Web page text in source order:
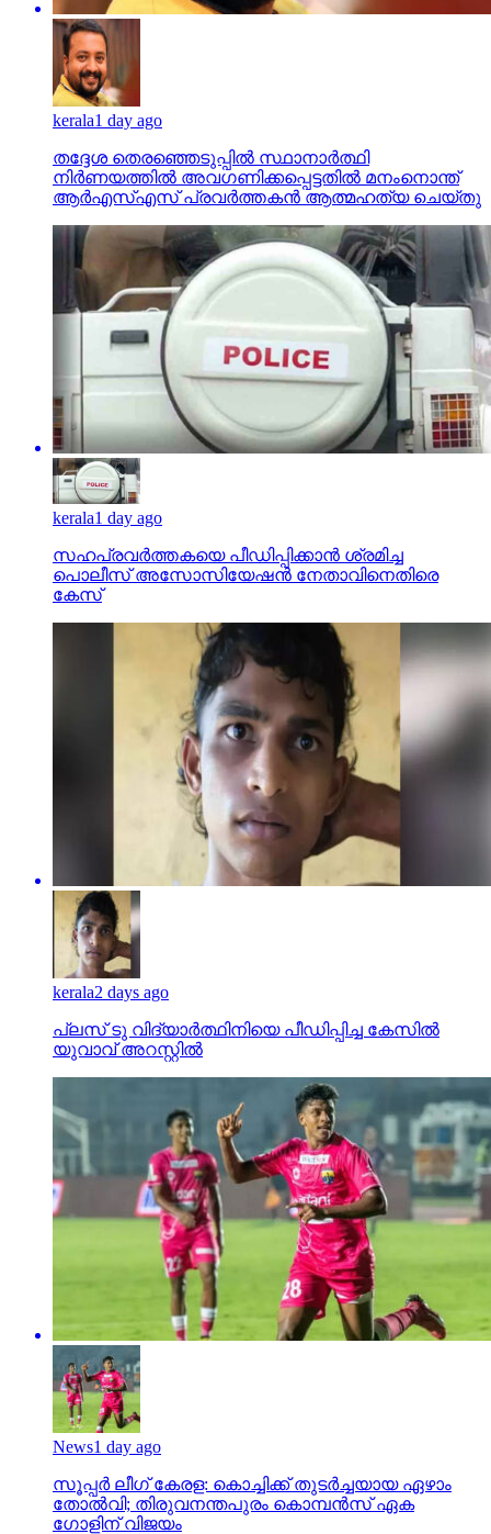
kerala1 day ago
തദ്ദേശ തെരഞ്ഞെടുപ്പില്‍ സ്ഥാനാര്‍ത്ഥി
നിര്‍ണയത്തില്‍ അവഗണിക്കപ്പെട്ടതില്‍ മനംനൊന്ത്
ആര്‍എസ്എസ് പ്രവര്‍ത്തകന്‍ ആത്മഹത്യ ചെയ്തു
kerala1 day ago
സഹപ്രവര്‍ത്തകയെ പീഡിപ്പിക്കാന്‍ ശ്രമിച്ച
പൊലീസ് അസോസിയേഷന്‍ നേതാവിനെതിരെ
കേസ്
kerala2 days ago
പ്ലസ് ടു വിദ്യാര്‍ത്ഥിനിയെ പീഡിപ്പിച്ച കേസില്‍
യുവാവ് അറസ്റ്റില്‍
News1 day ago
സൂപ്പര്‍ ലീഗ് കേരള: കൊച്ചിക്ക് തുടര്‍ച്ചയായ ഏഴാം
തോല്‍വി; തിരുവനന്തപുരം കൊമ്പന്‍സ് ഏക
ഗോളിന് വിജയം